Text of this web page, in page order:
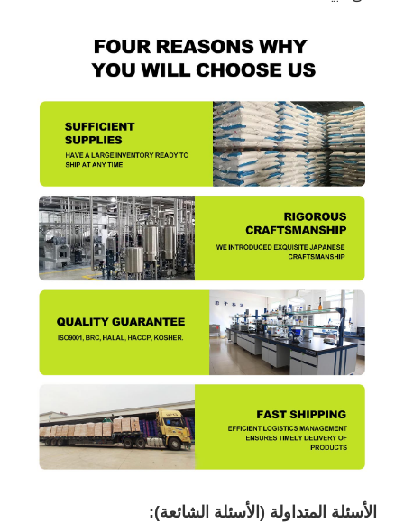
الأسئلة المتداولة (الأسئلة الشائعة):